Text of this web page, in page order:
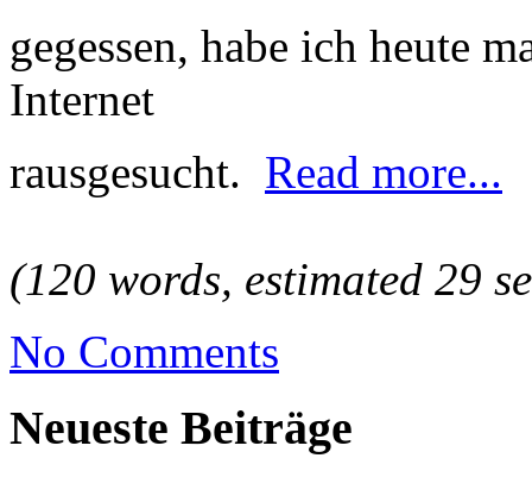
gegessen, habe ich heute
Internet
rausgesucht. Read more...
(120 words, estimated 29
No Comments
Neueste Beiträge